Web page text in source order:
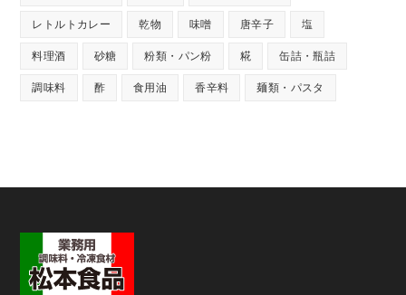
レトルトカレー 乾物 味噌 唐辛子 塩
料理酒 砂糖 粉類・パン粉 糀 缶詰・瓶詰
調味料 酢 食用油 香辛料 麺類・パスタ